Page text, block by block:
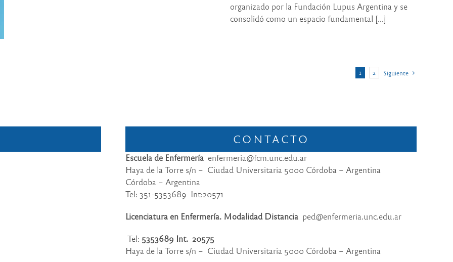
organizado por la Fundación Lupus Argentina y se
consolidó como un espacio fundamental [...]
1 2 Siguiente
CONTACTO
​Escuela de Enfermería enfermeria@fcm.unc.edu.ar
Haya de la Torre s/n – Ciudad Universitaria 5000 Córdoba – Argentina
Córdoba – Argentina
Tel: 351-5353689 Int:20571
Licenciatura en Enfermería. Modalidad Distancia ped@enfermeria.unc.edu.ar
Tel: 5353689 Int. 20575
Haya de la Torre s/n – Ciudad Universitaria 5000 Córdoba – Argentina